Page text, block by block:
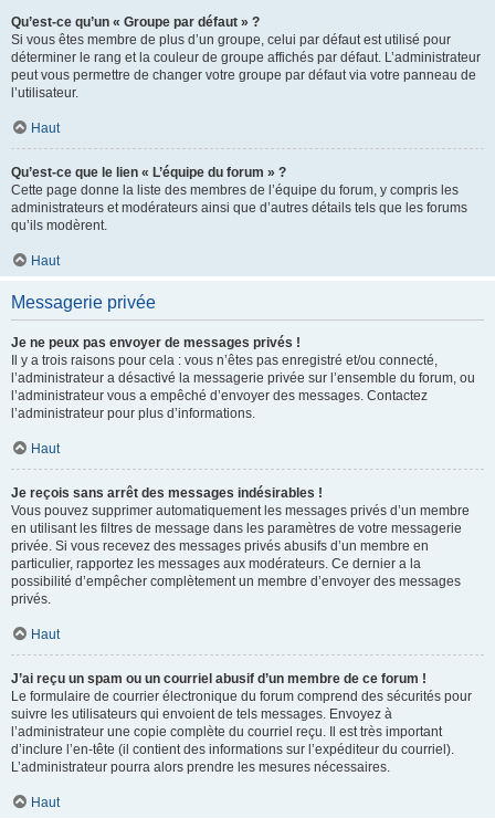
Qu’est-ce qu’un « Groupe par défaut » ?
Si vous êtes membre de plus d’un groupe, celui par défaut est utilisé pour
déterminer le rang et la couleur de groupe affichés par défaut. L’administrateur
peut vous permettre de changer votre groupe par défaut via votre panneau de
l’utilisateur.
Haut
Qu’est-ce que le lien « L’équipe du forum » ?
Cette page donne la liste des membres de l’équipe du forum, y compris les
administrateurs et modérateurs ainsi que d’autres détails tels que les forums
qu’ils modèrent.
Haut
Messagerie privée
Je ne peux pas envoyer de messages privés !
Il y a trois raisons pour cela : vous n’êtes pas enregistré et/ou connecté,
l’administrateur a désactivé la messagerie privée sur l’ensemble du forum, ou
l’administrateur vous a empêché d’envoyer des messages. Contactez
l’administrateur pour plus d’informations.
Haut
Je reçois sans arrêt des messages indésirables !
Vous pouvez supprimer automatiquement les messages privés d’un membre
en utilisant les filtres de message dans les paramètres de votre messagerie
privée. Si vous recevez des messages privés abusifs d’un membre en
particulier, rapportez les messages aux modérateurs. Ce dernier a la
possibilité d’empêcher complètement un membre d’envoyer des messages
privés.
Haut
J’ai reçu un spam ou un courriel abusif d’un membre de ce forum !
Le formulaire de courrier électronique du forum comprend des sécurités pour
suivre les utilisateurs qui envoient de tels messages. Envoyez à
l’administrateur une copie complète du courriel reçu. Il est très important
d’inclure l’en-tête (il contient des informations sur l’expéditeur du courriel).
L’administrateur pourra alors prendre les mesures nécessaires.
Haut